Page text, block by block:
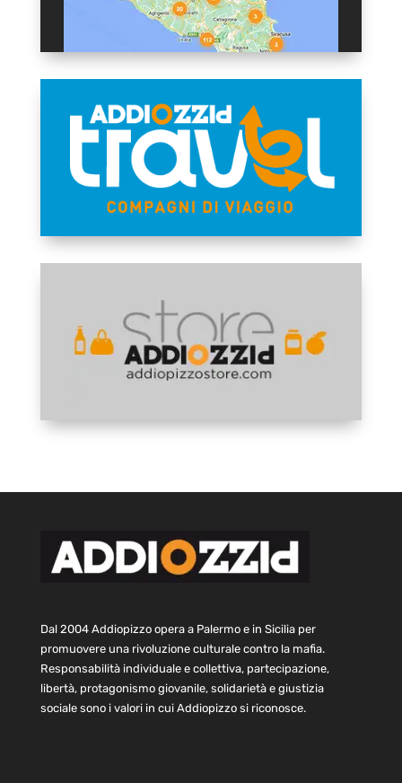
Dal 2004 Addiopizzo opera a Palermo e in Sicilia per
promuovere una rivoluzione culturale contro la mafia.
Responsabilità individuale e collettiva, partecipazione,
libertà, protagonismo giovanile, solidarietà e giustizia
sociale sono i valori in cui Addiopizzo si riconosce.